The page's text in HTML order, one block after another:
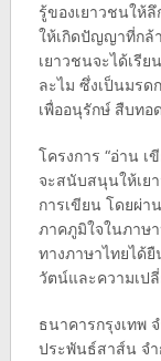
รู้ของเยาวชนให้
ให้เกิดปัญญาที่กล้
เยาวชนจะได้เรี
ละไม ซึ่งเป็นมร
เพื่ออนุรักษ์ สืบท
โครงการ “อ่าน
จะสนับสนุนให้เย
การเขียน โดยผ่า
ภาคภูมิใจในภาษ
ทางภาษาไทยได้
วัตน์และความเป
ธนาคารกรุงเทพ
ประพันธ์สาส์น จ